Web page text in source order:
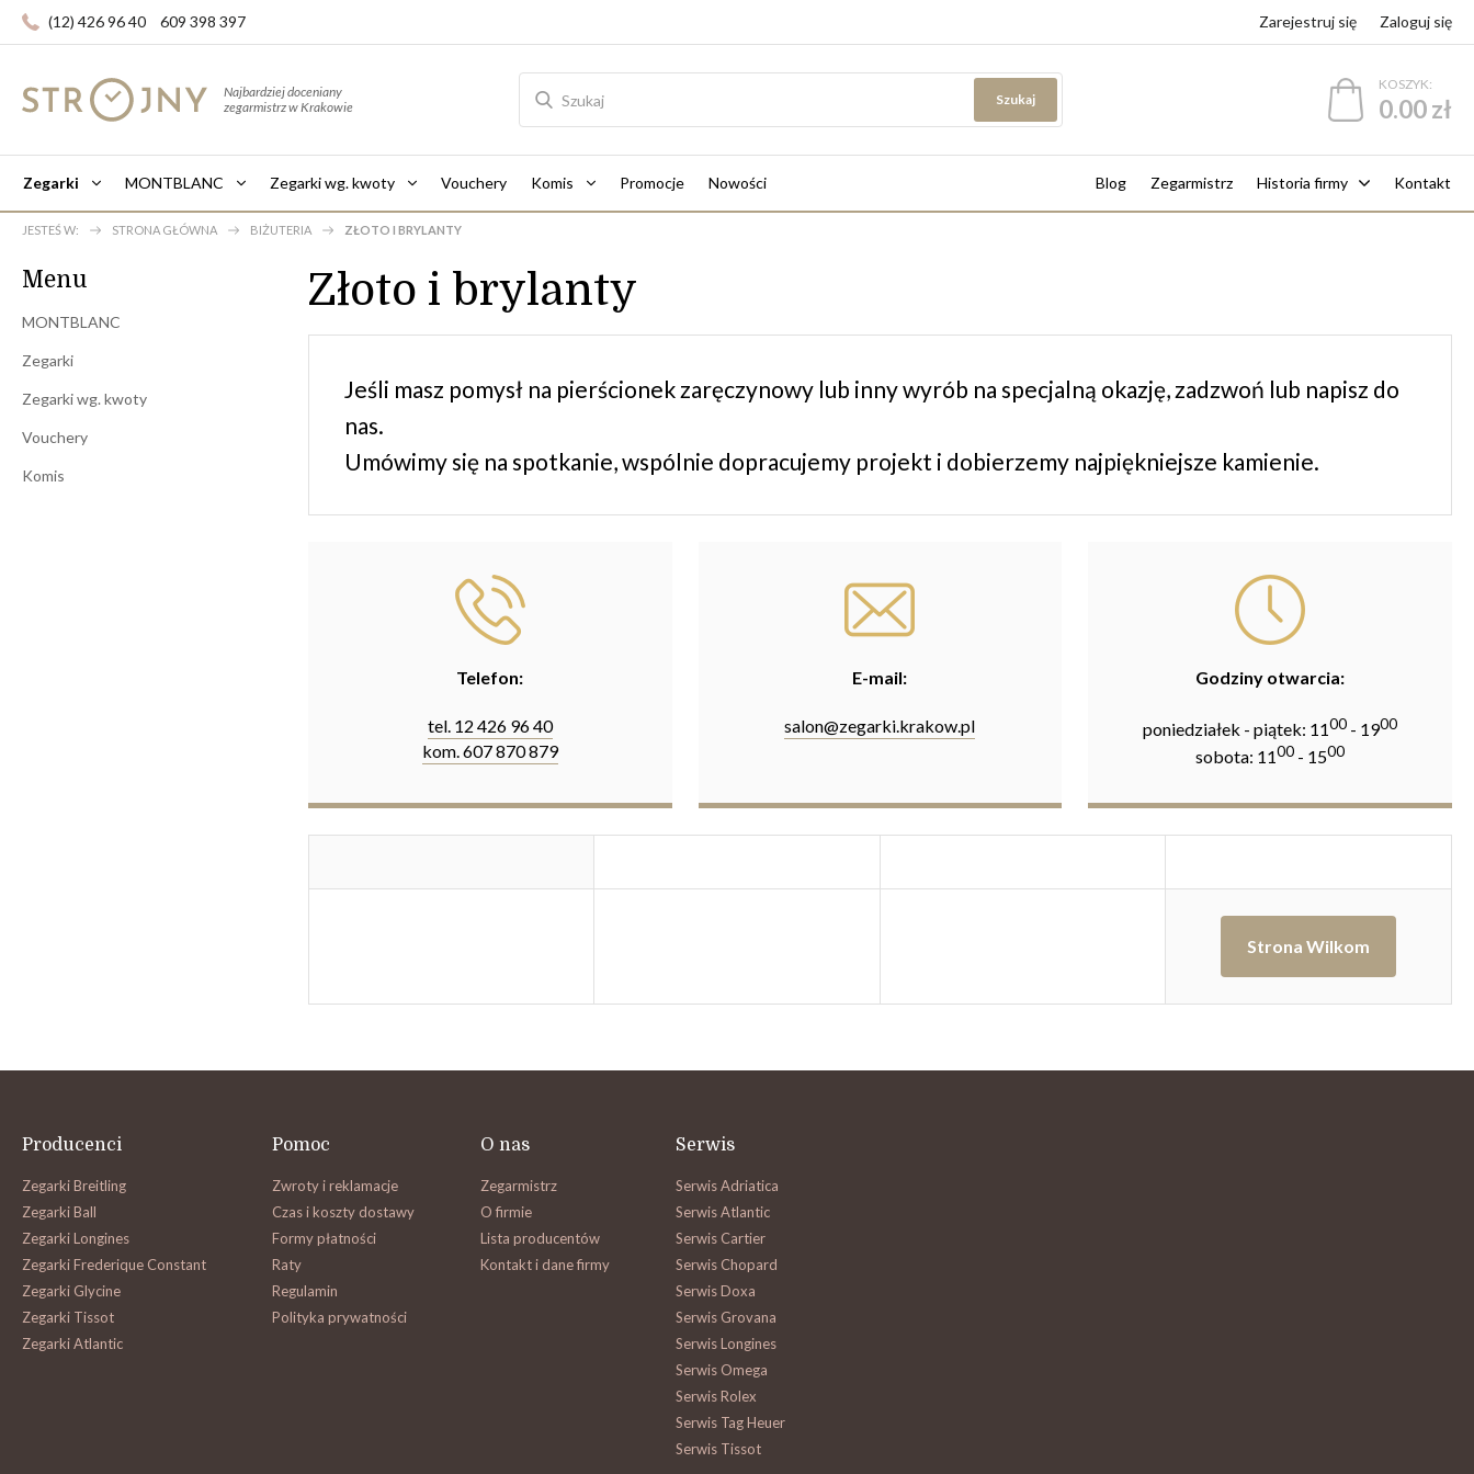
(12) 426 96 40 609 398 397 Zarejestruj się Zaloguj się
Najbardziej doceniany
zegarmistrz w Krakowie
KOSZYK:
0.00 zł
Szukaj
Zegarki MONTBLANC Zegarki wg. kwoty Vouchery Komis Promocje Nowości Blog Zegarmistrz Historia firmy Kontakt
JESTEŚ W: STRONA GŁÓWNA BIŻUTERIA ZŁOTO I BRYLANTY
Menu
MONTBLANC
Zegarki
Zegarki wg. kwoty
Vouchery
Komis
Złoto i brylanty
Jeśli masz pomysł na pierścionek zaręczynowy lub inny wyrób na specjalną okazję, zadzwoń lub napisz do
nas.
Umówimy się na spotkanie, wspólnie dopracujemy projekt i dobierzemy najpiękniejsze kamienie.
Telefon:
tel. 12 426 96 40
kom. 607 870 879
E-mail:
salon@zegarki.krakow.pl
Godziny otwarcia:
poniedziałek - piątek: 1100 - 1900
sobota: 1100 - 1500
Strona Wilkom
Producenci
Zegarki Breitling
Zegarki Ball
Zegarki Longines
Zegarki Frederique Constant
Zegarki Glycine
Zegarki Tissot
Zegarki Atlantic
Pomoc
Zwroty i reklamacje
Czas i koszty dostawy
Formy płatności
Raty
Regulamin
Polityka prywatności
O nas
Zegarmistrz
O firmie
Lista producentów
Kontakt i dane firmy
Serwis
Serwis Adriatica
Serwis Atlantic
Serwis Cartier
Serwis Chopard
Serwis Doxa
Serwis Grovana
Serwis Longines
Serwis Omega
Serwis Rolex
Serwis Tag Heuer
Serwis Tissot